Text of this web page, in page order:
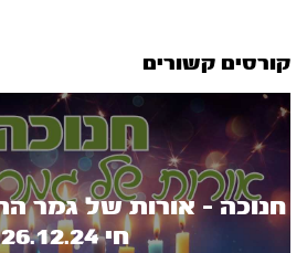
קורסים קשורים
חנוכה - אורות של גמר
חי 26.12.24)